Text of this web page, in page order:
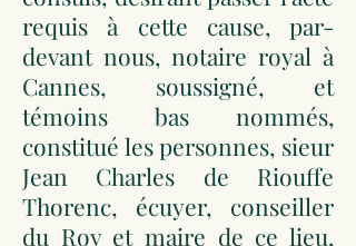
requis à cette cause, par-
devant nous, notaire royal à
Cannes, soussigné, et
témoins bas nommés,
constitué les personnes, sieur
Jean Charles de Riouffe
Thorenc, écuyer, conseiller
du Roy et maire de ce lieu,